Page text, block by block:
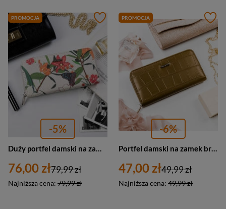
PROMOCJA
-5%
Duży portfel damski na zamek w kwiaty ze skóry ekologicznej — David Jones P131-510
76,00 zł
Najniższa cena: 79,99 zł
79,99 zł
PROMOCJA
-6%
Portfel damski na zamek brązowy eko skóra David Jones P110-510A-6018 BREEN
47,00 zł
Najniższa cena: 49,99 zł
49,99 zł